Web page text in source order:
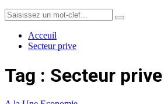
Search
for:
Search
Acceuil
Secteur prive
Tag : Secteur prive